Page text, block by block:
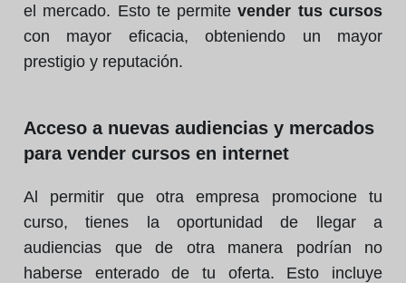
el mercado. Esto te permitevender tus cursos
con mayor eficacia, obteniendo un mayor
prestigio y reputación.
Acceso a nuevas audiencias y mercados
para vender cursos en internet
Al permitir que otra empresa promocione tu
curso, tienes la oportunidad de llegar a
audiencias que de otra manera podrían no
haberse enterado de tu oferta. Esto incluye